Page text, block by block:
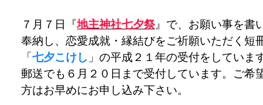
７月７日『地主神社七夕祭』で、お願い事を書
奉納し、恋愛成就・縁結びをご祈願いただく短
「七夕こけし 」の平成２１年の受付をしていま
郵送でも６月２０日まで受付しています。ご希
方はお早めにお申し込み下さい。